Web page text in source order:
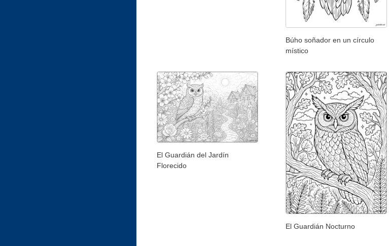
Búho soñador en un círculo
místico
El Guardián del Jardín
Florecido
El Guardián Nocturno